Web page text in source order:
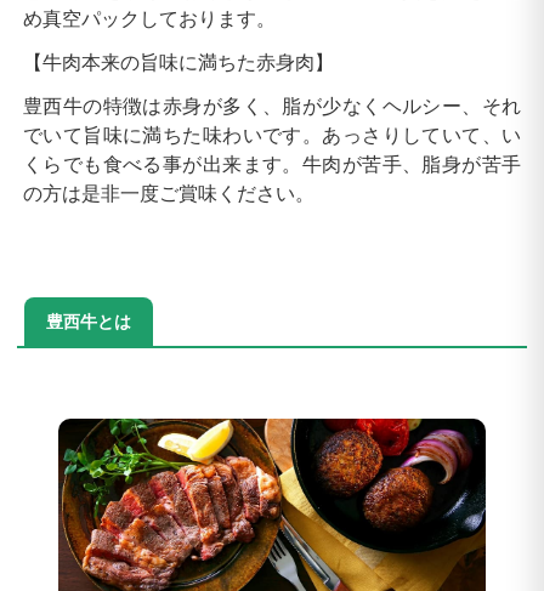
め真空パックしております。
【牛肉本来の旨味に満ちた赤身肉】
豊西牛の特徴は赤身が多く、脂が少なくヘルシー、それ
でいて旨味に満ちた味わいです。あっさりしていて、い
くらでも食べる事が出来ます。牛肉が苦手、脂身が苦手
の方は是非一度ご賞味ください。
豊西牛とは